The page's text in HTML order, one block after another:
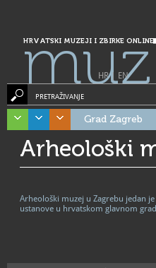
HRVATSKI MUZEJI I ZBIRKE ONLINE
muz
HR| EN
PRETRAŽIVANJE
Grad Zagreb
Arheološki
Arheološki muzej u Zagrebu jedan
ustanove u hrvatskom glavnom